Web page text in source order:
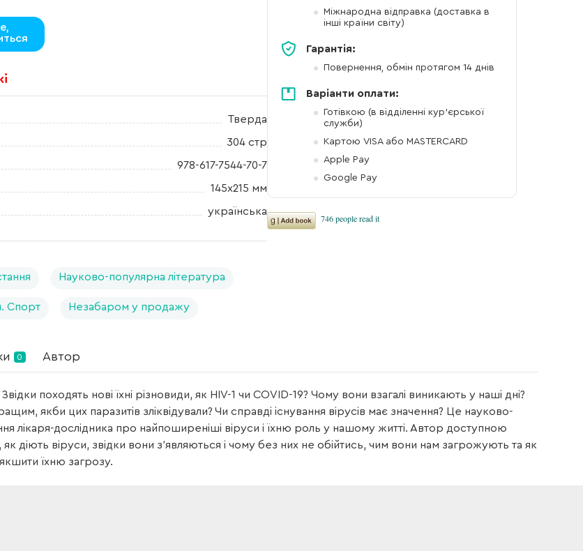
Тверда
304 стр
978-617-7544-70-7
145х215 мм
українська
Науково-популярна література
Спорт Незабаром у продажу
Міжнародна відправка (доставка в
інші країни світу)
Гарантія:
Повернення, обмін протягом 14 днів
Варіанти оплати:
Готівкою (в відділенні кур'єрської
служби)
Картою VISA або MASTERCARD
Apple Pay
Google Pay
0 Автор
походять нові їхні різновиди, як HIV-1 чи COVID-19? Чому вони взагалі виникають у наші дні?
якби цих паразитів зліквідували? Чи справді існування вірусів має значення? Це науково-
лікаря-дослідника про найпоширеніші віруси і їхню роль у нашому житті. Автор доступною
діють віруси, звідки вони з’являються і чому без них не обійтись, чим вони нам загрожують та як
їхню загрозу.